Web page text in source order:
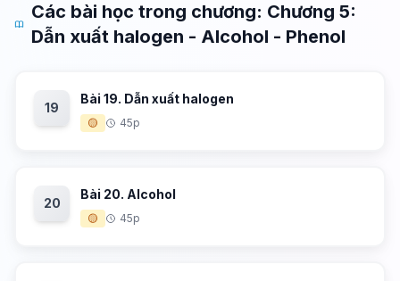
Các bài học trong chương: Chương 5:
Dẫn xuất halogen - Alcohol - Phenol
19
Bài 19. Dẫn xuất halogen
🟡 45p
20
Bài 20. Alcohol
🟡 45p